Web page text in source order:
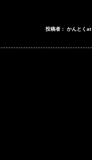
投稿者： かんとくat